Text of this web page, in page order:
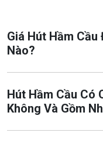
Giá Hút Hầm
Nào?
Hút Hầm Cầu Có
Không Và Gồm